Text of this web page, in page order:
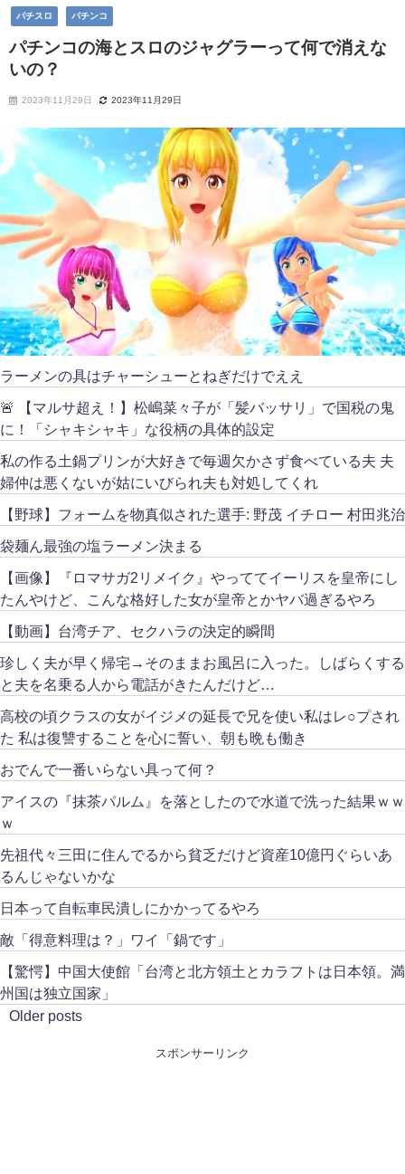
パチスロ パチンコ
パチンコの海とスロのジャグラーって何で消えな
いの？
2023年11月29日 2023年11月29日
ラーメンの具はチャーシューとねぎだけでええ
🚨 【マルサ超え！】松嶋菜々子が「髪バッサリ」で国税の鬼
に！「シャキシャキ」な役柄の具体的設定
私の作る土鍋プリンが大好きで毎週欠かさず食べている夫 夫
婦仲は悪くないが姑にいびられ夫も対処してくれ
【野球】フォームを物真似された選手: 野茂 イチロー 村田兆治
袋麺ん最強の塩ラーメン決まる
【画像】『ロマサガ2リメイク』やっててイーリスを皇帝にし
たんやけど、こんな格好した女が皇帝とかヤバ過ぎるやろ
【動画】台湾チア、セクハラの決定的瞬間
珍しく夫が早く帰宅→そのままお風呂に入った。しばらくする
と夫を名乗る人から電話がきたんだけど…
高校の頃クラスの女がイジメの延長で兄を使い私はレ○プされ
た 私は復讐することを心に誓い、朝も晩も働き
おでんで一番いらない具って何？
アイスの『抹茶パルム』を落としたので水道で洗った結果ｗｗ
ｗ
先祖代々三田に住んでるから貧乏だけど資産10億円ぐらいあ
るんじゃないかな
日本って自転車民潰しにかかってるやろ
敵「得意料理は？」ワイ「鍋です」
【驚愕】中国大使館「台湾と北方領土とカラフトは日本領。満
州国は独立国家」
Older posts
スポンサーリンク